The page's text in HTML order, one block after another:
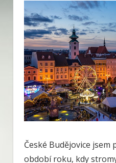
České Budějovice jsem
období roku, kdy